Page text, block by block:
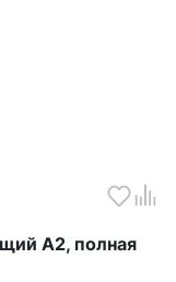
А2, полная